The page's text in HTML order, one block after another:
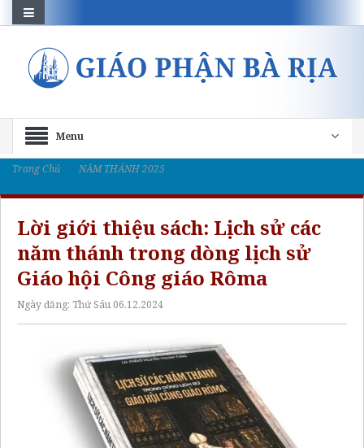
Menu
Trang Chủ NĂM THÁNH 2025
Lời giới thiệu sách: Lịch sử các
năm thánh trong dòng lịch sử
Giáo hội Công giáo Rôma
Ngày đăng: Thứ Sáu 06.12.2024